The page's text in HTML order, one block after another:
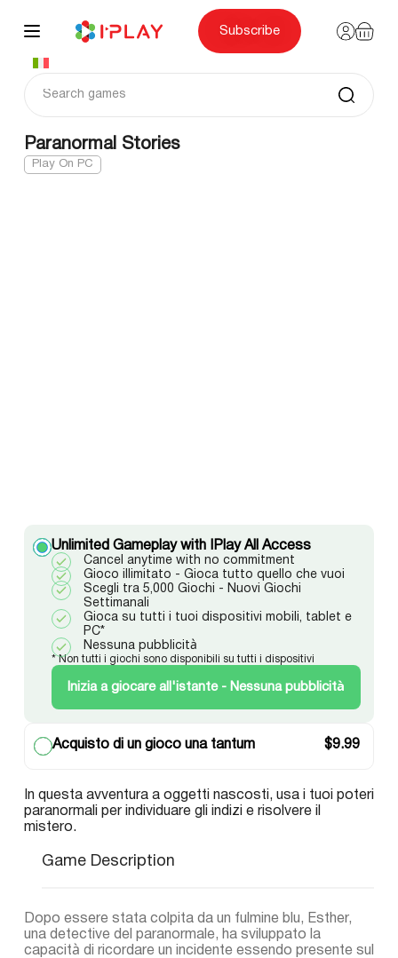
content
Subscribe
Paranormal Stories
Play On PC
Unlimited Gameplay with IPlay All Access
Cancel anytime with no commitment
Gioco illimitato - Gioca tutto quello che vuoi
Scegli tra 5,000 Giochi - Nuovi Giochi
Settimanali
Gioca su tutti i tuoi dispositivi mobili, tablet e
PC*
Nessuna pubblicità
* Non tutti i giochi sono disponibili su tutti i dispositivi
Inizia a giocare all'istante - Nessuna pubblicità
Acquisto di un gioco una tantum $9.99
In questa avventura a oggetti nascosti, usa i tuoi poteri
paranormali per individuare gli indizi e risolvere il
mistero.
Game Description
Dopo essere stata colpita da un fulmine blu, Esther,
una detective del paranormale, ha sviluppato la
capacità di ricordare un incidente essendo presente sul